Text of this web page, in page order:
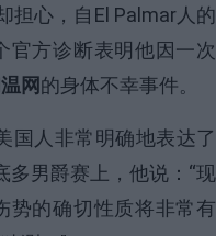
担心，自El Palmar人的
官方诊断表明他因一次
网的身体不幸事件。
国人非常明确地表达了
男爵赛上，他说：“现
势的确切性质将非常有